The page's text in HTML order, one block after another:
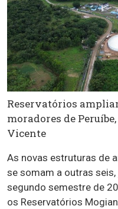
Reservatórios
moradores de
Vicente
As novas estruturas de
se somam a outras
segundo semestre de
os Reservatórios